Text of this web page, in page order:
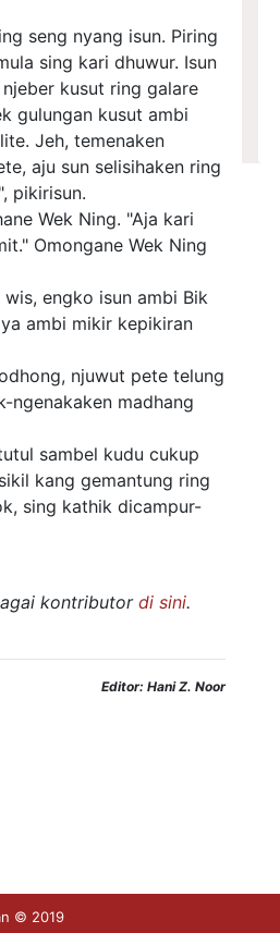
seng nyang isun. Piring
sing kari dhuwur. Isun
kusut ring galare
gulungan kusut ambi
Jeh, temenaken
aju sun selisihaken ring
pikirisun.
Wek Ning. "Aja kari
Omongane Wek Ning
engko isun ambi Bik
ambi mikir kepikiran
njuwut pete telung
ngenakaken madhang
sambel kudu cukup
kang gemantung ring
sing kathik dicampur-
kontributor di sini.
Editor: Hani Z. Noor
© 2019